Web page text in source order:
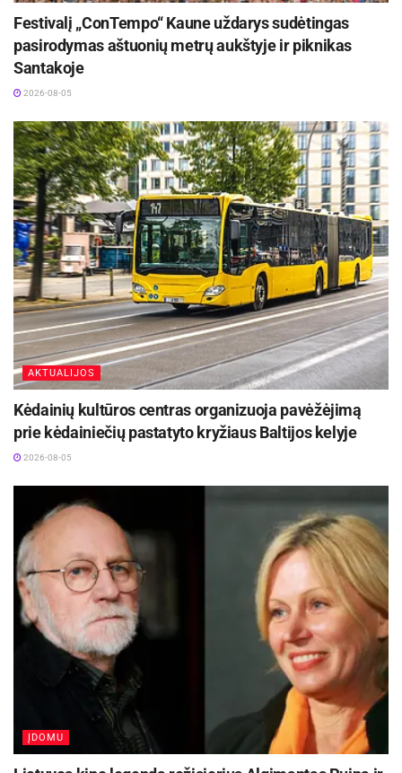
Festivalį „ConTempo“ Kaune uždarys sudėtingas
pasirodymas aštuonių metrų aukštyje ir piknikas
Santakoje
2026-08-05
AKTUALIJOS
Kėdainių kultūros centras organizuoja pavėžėjimą
prie kėdainiečių pastatyto kryžiaus Baltijos kelyje
2026-08-05
ĮDOMU